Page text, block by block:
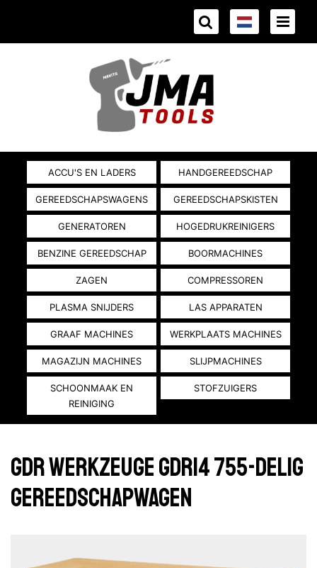
ACCU'S EN LADERS HANDGEREEDSCHAP
GEREEDSCHAPSWAGENS GEREEDSCHAPSKISTEN
GENERATOREN HOGEDRUKREINIGERS
BENZINE GEREEDSCHAP BOORMACHINES
ZAGEN COMPRESSOREN
PLASMA SNIJDERS LAS APPARATEN
GRAAF MACHINES WERKPLAATS MACHINES
MAGAZIJN MACHINES SLIJPMACHINES
SCHOONMAAK EN
REINIGING
STOFZUIGERS
GDR WERKZEUGE GDR14 755-DELIG
GEREEDSCHAPWAGEN